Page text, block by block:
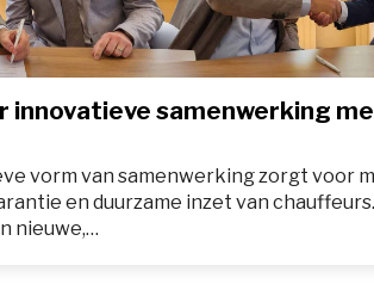
innovatieve samenwerking
vorm van samenwerking zorgt voor
en duurzame inzet van chauffeurs.
nieuwe,…